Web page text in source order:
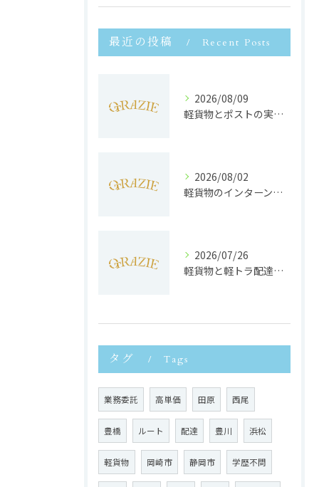
最近の投稿 Recent Posts
2026/08/09
軽貨物とポストの実務ルール徹底解説と効率的な配送のコツ
2026/08/02
軽貨物のインターンで静岡県浜松市で未経験から収入安定と働きやすさを両立するポイント
2026/07/26
軽貨物と軽トラ配達の収益実態と独立へのステップを徹底解説
タグ Tags
業務委託 高単価 田原 西尾
豊橋 ルート 配達 豊川 浜松
軽貨物 岡崎市 静岡市 学歴不問